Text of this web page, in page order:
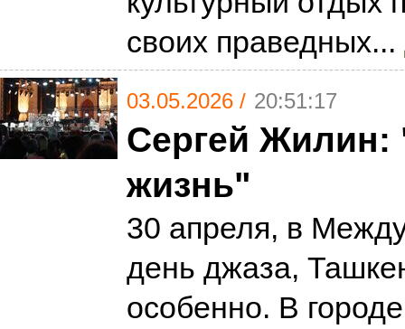
своих праведных...
03.05.2026 / 20:51:17
Сергей
жизнь"
30 апреля, в
день джаза,
особенно. В